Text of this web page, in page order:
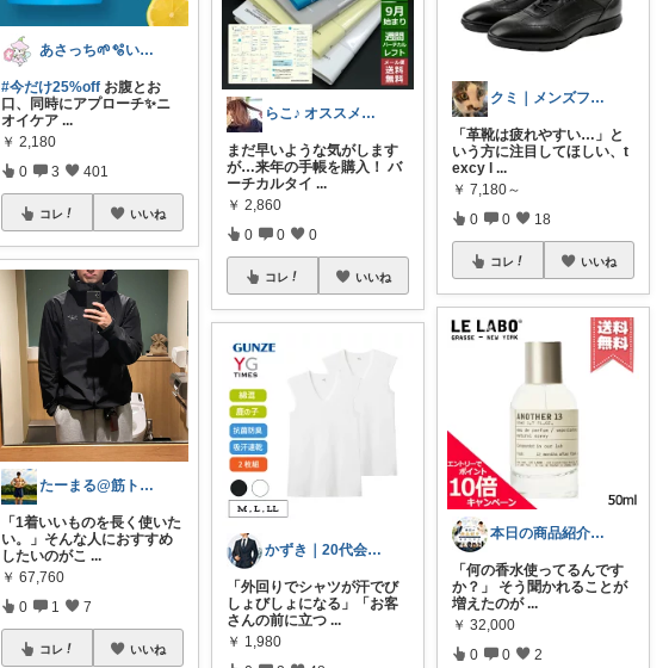
あさっち🌱🫧いつもありがとう✨
#今だけ25%off お腹とお
口、同時にアプローチ✨ニ
オイケア ...
￥ 2,180
0 3 401
コレ いいね
たーまる@筋トレ好き会社員
「1着いいものを長く使いた
い。」そんな人におすすめ
したいのがこ ...
￥ 67,760
0 1 7
コレ いいね
らこ♪ オススメを紹介するよ！
まだ早いような気がします
が…来年の手帳を購入！ バ
ーチカルタイ ...
￥ 2,860
0 0 0
コレ いいね
かずき｜20代会社員の暮らし改善
「外回りでシャツが汗でび
しょびしょになる」「お客
さんの前に立つ ...
￥ 1,980
クミ｜メンズファッションROOM
「革靴は疲れやすい…」と
いう方に注目してほしい、t
excy l
...
￥ 7,180～
0 0 18
コレ いいね
本日の商品紹介（営業にまつわる商品紹介）
「何の香水使ってるんです
か？」 そう聞かれることが
増えたのが ...
￥ 32,000
0 0 2